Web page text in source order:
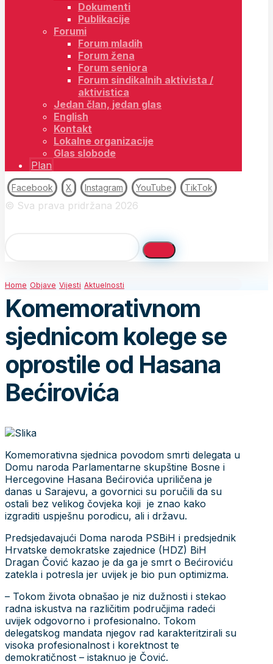
Dokumenti
Publikacije
Forumi
Forum mladih
Forum žena
Forum seniora
Forum sindikalnih aktivista /
aktivistica
Jedan član, jedan glas
English
Kontakt
Lokalne organizacije
Glas slobode
Plan
Facebook X Instagram YouTube TikTok
© Sva prava pridržana 2026
Home Objave Vijesti Aktuelnosti
Komemorativnom
sjednicom kolege se
oprostile od Hasana
Bećirovića
Komemorativna sjednica povodom smrti delegata u
Domu naroda Parlamentarne skupštine Bosne i
Hercegovine Hasana Bećirovića upriličena je
danas u Sarajevu, a govornici su poručili da su
ostali bez velikog čovjeka koji je znao kako
izgraditi uspješnu porodicu, ali i državu.
Predsjedavajući Doma naroda PSBiH i predsjednik
Hrvatske demokratske zajednice (HDZ) BiH
Dragan Čović kazao je da ga je smrt o Bećiroviću
zatekla i potresla jer uvijek je bio pun optimizma.
– Tokom života obnašao je niz dužnosti i stekao
radna iskustva na različitim područjima radeći
uvijek odgovorno i profesionalno. Tokom
delegatskog mandata njegov rad karakteritzirali su
visoka profesionalnost i korektnost te
demokratičnost – istaknuo je Čović.